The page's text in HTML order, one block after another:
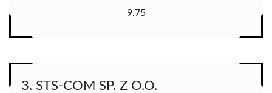
9.75
3. STS-COM SP. Z O.O.